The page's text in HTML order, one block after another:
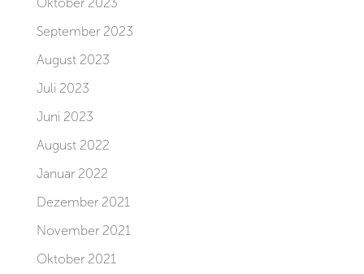
September 2023
August 2023
Juli 2023
Juni 2023
August 2022
Januar 2022
Dezember 2021
November 2021
Oktober 2021